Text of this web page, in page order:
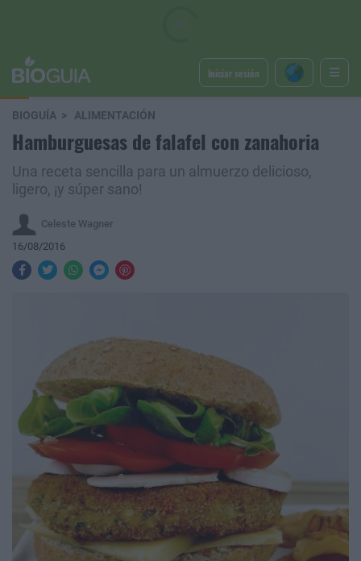
Iniciar sesión
BIOGUÍA ALIMENTACIÓN
Hamburguesas de falafel con zanahoria
Una receta sencilla para un almuerzo delicioso,
ligero, ¡y súper sano!
Celeste Wagner
16/08/2016